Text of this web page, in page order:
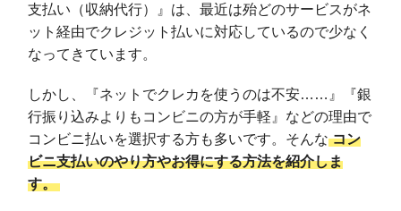
支払い（収納代行）』は、最近は殆どのサービスがネ
ット経由でクレジット払いに対応しているので少なく
なってきています。
しかし、『ネットでクレカを使うのは不安……』『銀
行振り込みよりもコンビニの方が手軽』などの理由で
コンビニ払いを選択する方も多いです。そんな コン
ビニ支払いのやり方やお得にする方法を紹介しま
す。